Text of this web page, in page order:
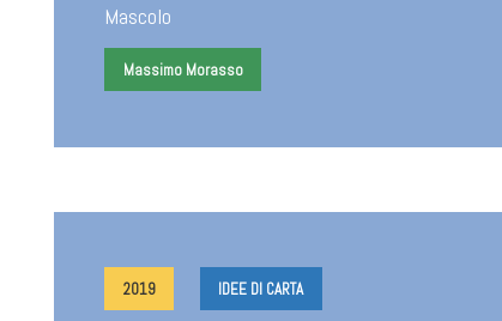
Mascolo
Massimo Morasso
2019 IDEE DI CARTA